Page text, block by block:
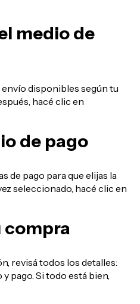
medio de
disponibles según tu
hacé clic en
de pago
de pago para que elijas la
seleccionado, hacé clic en
compra
revisá todos los detalles:
pago. Si todo está bien,